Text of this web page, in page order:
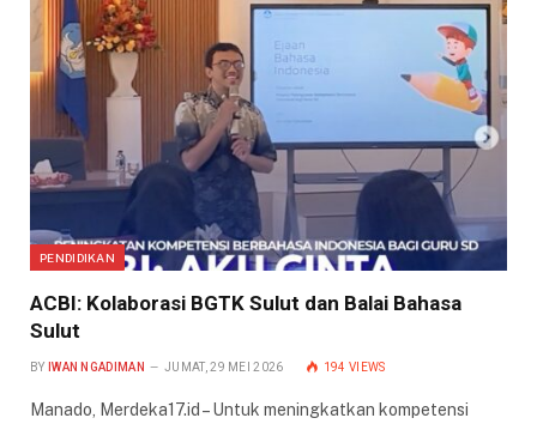
PENDIDIKAN
ACBI: Kolaborasi BGTK Sulut dan Balai Bahasa
Sulut
BY IWAN NGADIMAN JUMAT, 29 MEI 2026 194VIEWS
Manado, Merdeka17.id – Untuk meningkatkan kompetensi